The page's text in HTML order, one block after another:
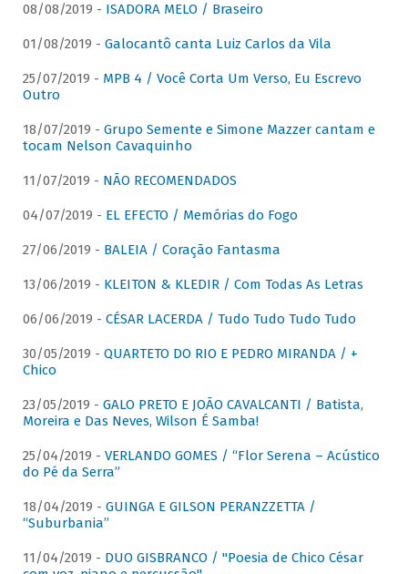
08/08/2019 - ISADORA MELO / Braseiro
01/08/2019 - Galocantô canta Luiz Carlos da Vila
25/07/2019 - MPB 4 / Você Corta Um Verso, Eu Escrevo
Outro
18/07/2019 - Grupo Semente e Simone Mazzer cantam e
tocam Nelson Cavaquinho
11/07/2019 - NÃO RECOMENDADOS
04/07/2019 - EL EFECTO / Memórias do Fogo
27/06/2019 - BALEIA / Coração Fantasma
13/06/2019 - KLEITON & KLEDIR / Com Todas As Letras
06/06/2019 - CÉSAR LACERDA / Tudo Tudo Tudo Tudo
30/05/2019 - QUARTETO DO RIO E PEDRO MIRANDA / +
Chico
23/05/2019 - GALO PRETO E JOÃO CAVALCANTI / Batista,
Moreira e Das Neves, Wilson É Samba!
25/04/2019 - VERLANDO GOMES / “Flor Serena – Acústico
do Pé da Serra”
18/04/2019 - GUINGA E GILSON PERANZZETTA /
“Suburbania”
11/04/2019 - DUO GISBRANCO / "Poesia de Chico César